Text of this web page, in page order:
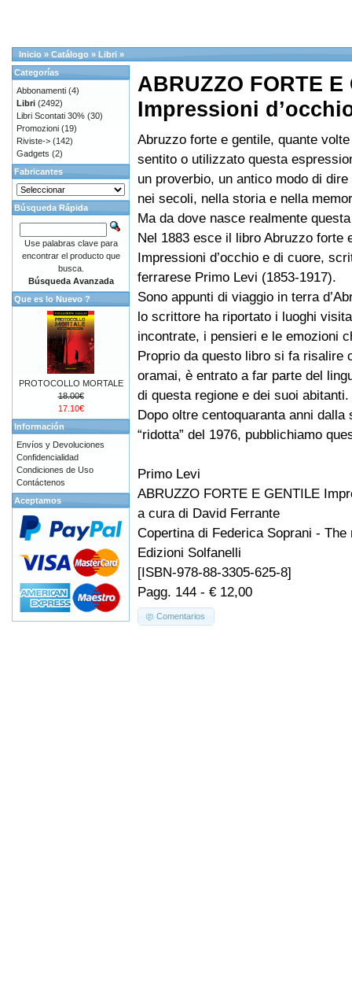
Inicio » Catálogo » Libri »
ABRUZZO FORTE E
Impressioni
Abruzzo forte e gentile, quante
sentito o utilizzato questa
un proverbio, un antico modo di
nei secoli, nella storia e nella
Ma da dove nasce realmente
Nel 1883 esce il libro Abruzzo forte
Impressioni d’occhio e di cuore,
ferrarese Primo Levi (1853-1917).
Sono appunti di viaggio in terra
lo scrittore ha riportato i luoghi
incontrate, i pensieri e le emozioni
Proprio da questo libro si fa risalire
oramai, è entrato a far parte del
di questa regione e dei suoi abitanti.
Dopo oltre centoquaranta anni
“ridotta” del 1976, pubblichiamo
Primo Levi
ABRUZZO FORTE E GENTILE
a cura di David Ferrante
Copertina di Federica Soprani -
Edizioni Solfanelli
[ISBN-978-88-3305-625-8]
Pagg. 144 - € 12,00
Comentarios
Categorías
Abbonamenti (4)
Libri (2492)
Libri Scontati 30% (30)
Promozioni (19)
Riviste-> (142)
Gadgets (2)
Fabricantes
Búsqueda Rápida
Use palabras clave para
encontrar el producto que
busca.
Búsqueda Avanzada
Que es lo Nuevo ?
PROTOCOLLO MORTALE
18.00€
17.10€
Información
Envíos y Devoluciones
Confidencialidad
Condiciones de Uso
Contáctenos
Aceptamos